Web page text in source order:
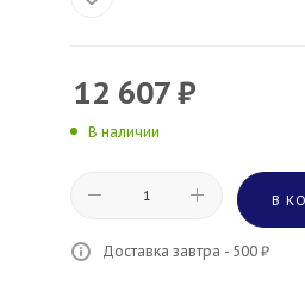
12 607₽
В наличии
В
Доставка завтра - 500 ₽